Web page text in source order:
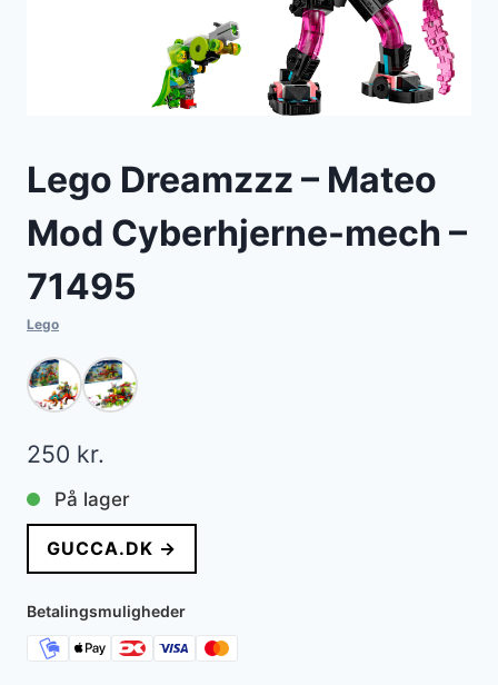
Lego Dreamzzz – Mateo
Mod Cyberhjerne-mech –
71495
Lego
250 kr.
På lager
GUCCA.DK →
Betalingsmuligheder